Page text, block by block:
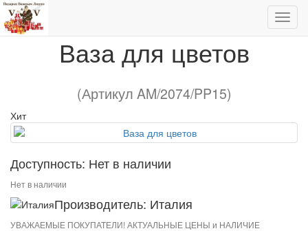
Ваза для цветов
(Артикул AM/2074/PP15)
Хит
Доступность: Нет в наличии
Нет в наличии
Производитель: Италия
УВАЖАЕМЫЕ ПОКУПАТЕЛИ! АКТУАЛЬНЫЕ ЦЕНЫ и НАЛИЧИЕ